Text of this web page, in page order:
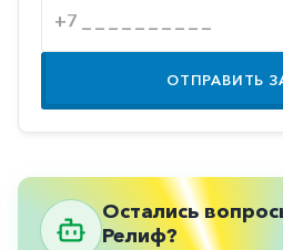
Противовоспалительные
Противоопухолевые
Противорвотные
Противоэпилептические
ОТПРАВИТЬ
Остались
Релиф?